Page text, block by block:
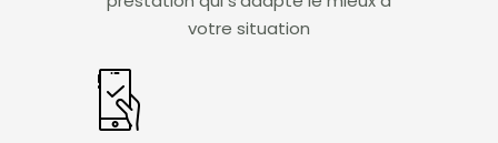
votre situation​